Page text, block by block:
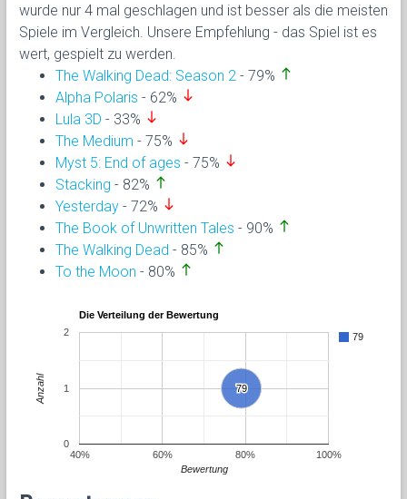
wurde nur 4 mal geschlagen und ist besser als die meisten
Spiele im Vergleich. Unsere Empfehlung - das Spiel ist es
wert, gespielt zu werden.
The Walking Dead: Season 2 - 79% north
Alpha Polaris - 62% south
Lula 3D - 33% south
The Medium - 75% south
Myst 5: End of ages - 75% south
Stacking - 82% north
Yesterday - 72% south
The Book of Unwritten Tales - 90% north
The Walking Dead - 85% north
To the Moon - 80% north
Die Verteilung der Bewertung
79
79
79
40% 60% 80% 100%
0
1
2
Bewertung
Anzahl